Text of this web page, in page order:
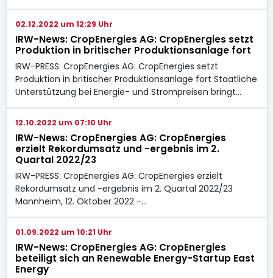
02.12.2022 um 12:29 Uhr
IRW-News: CropEnergies AG: CropEnergies setzt
Produktion in britischer Produktionsanlage fort
IRW-PRESS: CropEnergies AG: CropEnergies setzt
Produktion in britischer Produktionsanlage fort Staatliche
Unterstützung bei Energie- und Strompreisen bringt…
12.10.2022 um 07:10 Uhr
IRW-News: CropEnergies AG: CropEnergies
erzielt Rekordumsatz und -ergebnis im 2.
Quartal 2022/23
IRW-PRESS: CropEnergies AG: CropEnergies erzielt
Rekordumsatz und -ergebnis im 2. Quartal 2022/23
Mannheim, 12. Oktober 2022 -…
01.09.2022 um 10:21 Uhr
IRW-News: CropEnergies AG: CropEnergies
beteiligt sich an Renewable Energy-Startup East
Energy